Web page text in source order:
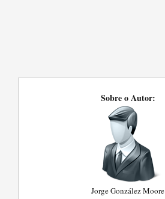
Sobre o Autor:
Jorge González Moore